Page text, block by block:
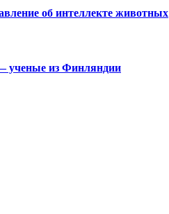
об интеллекте животных
ученые из Финляндии